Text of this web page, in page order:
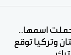
اسمها..
وتركيا توقع